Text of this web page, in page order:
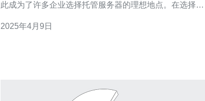
此成为了许多企业选择托管服务器的理想地点。在选择托
要的。 香港服务器托管的价格会根据不同的服务提供商和
2025年4月9日